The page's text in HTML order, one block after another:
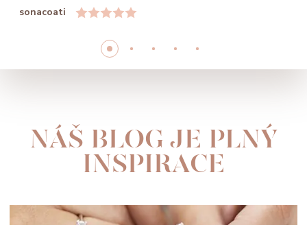
sonacoati
NÁŠ BLOG JE PLNÝ
INSPIRACE